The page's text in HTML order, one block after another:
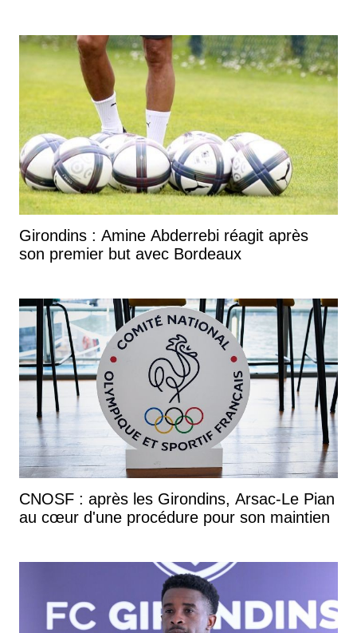
Girondins : Amine Abderrebi réagit après
son premier but avec Bordeaux
CNOSF : après les Girondins, Arsac-Le Pian
au cœur d'une procédure pour son maintien